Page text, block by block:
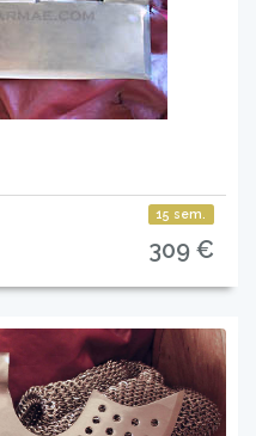
15 sem.
309 €